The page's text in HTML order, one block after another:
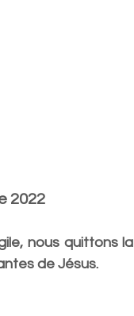
2022
nous quittons
de Jésus.